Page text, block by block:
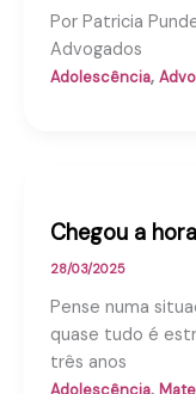
Por Patricia
Advogados
Adolescência,
Chegou a
28/03/2025
Pense numa
quase tudo é
três anos
Adolescência